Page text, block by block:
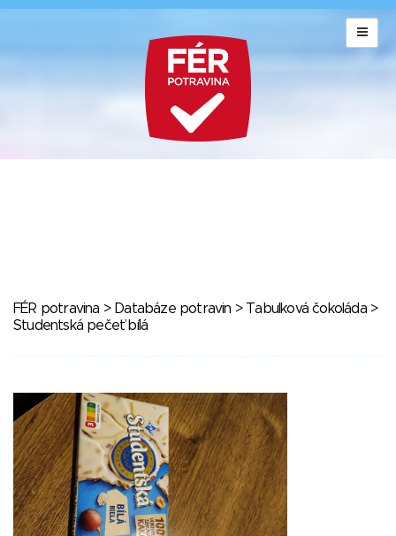
FÉR potravina > Databáze potravin > Tabulková čokoláda>
Studentská pečeť bílá